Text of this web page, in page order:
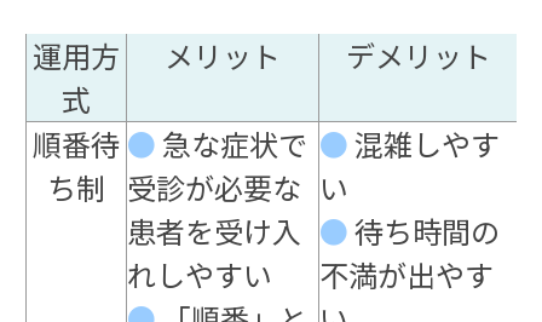
運用方
式
メリット デメリット
順番待
ち制
● 急な症状で
受診が必要な
患者を受け入
れしやすい
●混雑しやす
い
●待ち時間の
不満が出やす